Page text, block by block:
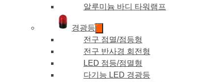
알루미늄 바디 타워램프
경광등
전구 점멸/점등형
전구 반사경 회전형
LED 점등/점멸형
다기능 LED 경광등